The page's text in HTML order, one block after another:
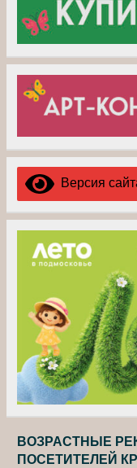
Версия
ВОЗРАСТНЫЕ
ПОСЕТИТЕЛЕЙ